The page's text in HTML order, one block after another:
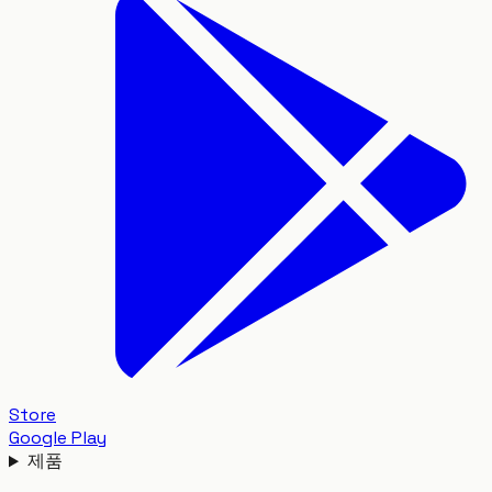
Store
Google Play
제품